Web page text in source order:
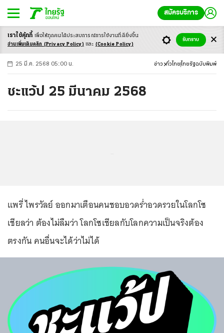
สมัครบริการ
-ก ก ก+
25 มี.ค. 2568 05:00 น. ข่าว ทั่วไทย ไทยรัฐฉบับพิมพ์
ชะแว้ป 25 มีนาคม 2568
แพรี่ ไพรวัลย์ ออกมาเตือนคนชอบอวดร่ำอวดรวยในโลกโซ
เชียลว่า ต้องไม่ลืมว่า โลกโซเชียลกับโลกความเป็นจริงต้อง
ตรงกัน คนอื่นจะได้ว่าไม่ได้
เราใช้คุ้กกี้ เพื่อให้ทุกคนได้ประสบการณ์การใช้งานที่ดียิ่งขึ้น
อ่านเพิ่มเติมคลิก (Privacy Policy) และ (Cookie Policy)
รับทราบ